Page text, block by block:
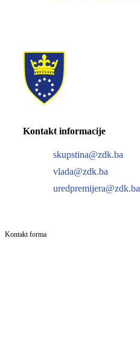
Kontakt informacije
skupstina@zdk.ba
vlada@zdk.ba
uredpremijera@zdk.ba
Kontakt forma